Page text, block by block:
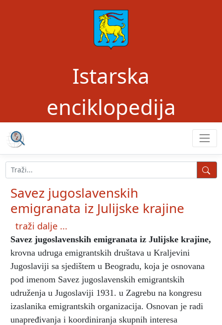
Istarska
enciklopedija
Savez jugoslavenskih
emigranata iz Julijske krajine
traži dalje ...
Savez jugoslavenskih emigranata iz Julijske krajine,
krovna udruga emigrantskih društava u Kraljevini
Jugoslaviji sa sjedištem u Beogradu, koja je osnovana
pod imenom Savez jugoslavenskih emigrantskih
udruženja u Jugoslaviji 1931. u Zagrebu na kongresu
izaslanika emigrantskih organizacija. Osnovan je radi
unapređivanja i koordiniranja skupnih interesa